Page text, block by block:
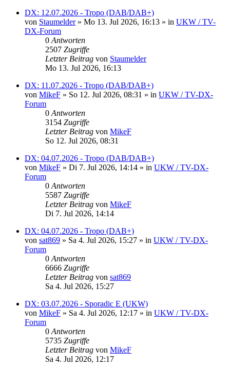
DX: 12.07.2026 - Tropo (DAB/DAB+)
von Staumelder» Mo 13. Jul 2026, 16:13 » in UKW / TV-
DX-Forum
0 Antworten
2507 Zugriffe
Letzter Beitrag von Staumelder
Mo 13. Jul 2026, 16:13
DX: 11.07.2026 - Tropo (DAB/DAB+)
von MikeF » So 12. Jul 2026, 08:31 » in UKW / TV-DX-
Forum
0 Antworten
3154 Zugriffe
Letzter Beitrag von MikeF
So 12. Jul 2026, 08:31
DX: 04.07.2026 - Tropo (DAB/DAB+)
von MikeF » Di 7. Jul 2026, 14:14 » in UKW / TV-DX-
Forum
0 Antworten
5587 Zugriffe
Letzter Beitrag von MikeF
Di 7. Jul 2026, 14:14
DX: 04.07.2026 - Tropo (DAB+)
von sat869 » Sa 4. Jul 2026, 15:27 » in UKW / TV-DX-
Forum
0 Antworten
6666 Zugriffe
Letzter Beitrag von sat869
Sa 4. Jul 2026, 15:27
DX: 03.07.2026 - Sporadic E (UKW)
von MikeF » Sa 4. Jul 2026, 12:17 » in UKW / TV-DX-
Forum
0 Antworten
5735 Zugriffe
Letzter Beitrag von MikeF
Sa 4. Jul 2026, 12:17